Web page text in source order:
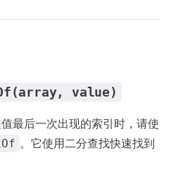
value)
最后一次出现的索引时，请使
。它使用二分查找快速找到